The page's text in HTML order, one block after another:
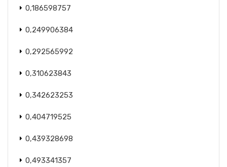
0,186598757
0,249906384
0,292565992
0,310623843
0,342623253
0,404719525
0,439328698
0,493341357